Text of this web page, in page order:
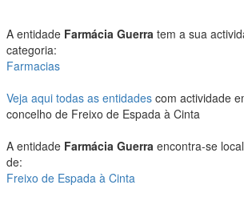
A entidade Farmácia Guerra tem a sua
categoria:
Farmacias
Veja aqui todas as entidades com actividade
concelho de Freixo de Espada à Cinta
A entidade Farmácia Guerra encontra-se
de:
Freixo de Espada à Cinta